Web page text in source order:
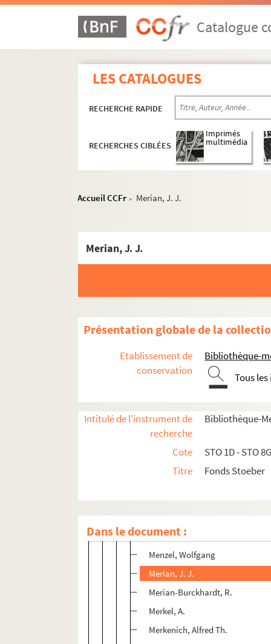
Catalogue
LES CATALOGUES
RECHERCHE RAPIDE
RECHERCHES CIBLÉES
Imprimés
multimédia
Accueil CCFr > Merian, J. J.
Merian, J. J.
Présentation globale de la
Etablissement de
conservation
Bibliothèque-
Tous
Intitulé de l'instrument de
recherche
Bibliothèque-
Cote
STO 1D - STO
Titre
Fonds Stoeber
Dans le document :
I-J
K.a
Ma-Me
1 liste manuscrite de
Macé, Jean
Maeder (pasteur)
Maeder, Alb[ert]
Magasin pittoresque (Paris)
Mangold, J.
von Manteuffel
Martin, N.
Meininger, Ernest
Menzel, Wolfgang
Merian, J. J.
Merian-Burckhardt, R.
Merkel, A.
Merkenich, Alfred Th.